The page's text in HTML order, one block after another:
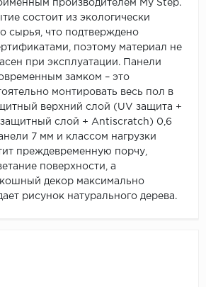
производителем My Step.
состоит из экологически
сырья, что подтверждено
поэтому материал не
при эксплуатации. Панели
замком – это
монтировать весь пол в
верхний слой (UV защита +
слой + Antiscratch) 0,6
7 мм и классом нагрузки
преждевременную порчу,
поверхности, а
декор максимально
рисунок натурального дерева.